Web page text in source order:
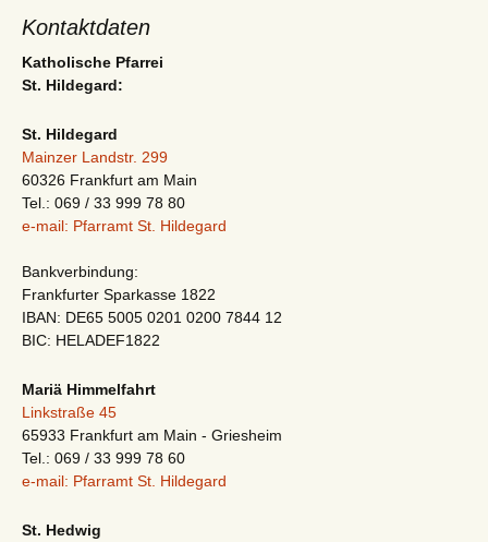
Kontaktdaten
Katholische Pfarrei
St. Hildegard:
St. Hildegard
Mainzer Landstr. 299
60326 Frankfurt am Main
Tel.: 069 / 33 999 78 80
e-mail: Pfarramt St. Hildegard
Bankverbindung:
Frankfurter Sparkasse 1822
IBAN: DE65 5005 0201 0200 7844 12
BIC: HELADEF1822
Mariä Himmelfahrt
Linkstraße 45
65933 Frankfurt am Main - Griesheim
Tel.: 069 / 33 999 78 60
e-mail: Pfarramt St. Hildegard
St. Hedwig